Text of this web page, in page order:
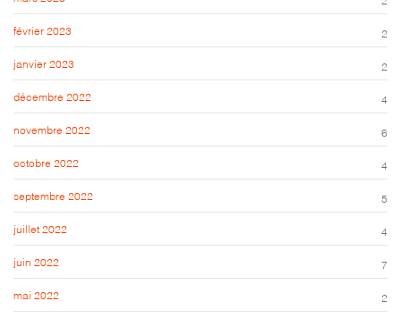
février 2023 2
janvier 2023 2
décembre 2022 4
novembre 2022 6
octobre 2022 4
septembre 2022 5
juillet 2022 4
juin 2022 7
mai 2022 2